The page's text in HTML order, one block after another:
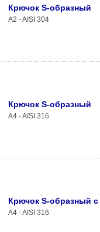
Крючок S-образный
A2 - AISI 304
Крючок S-образный
A4 - AISI 316
Крючок S-образный с
A4 - AISI 316